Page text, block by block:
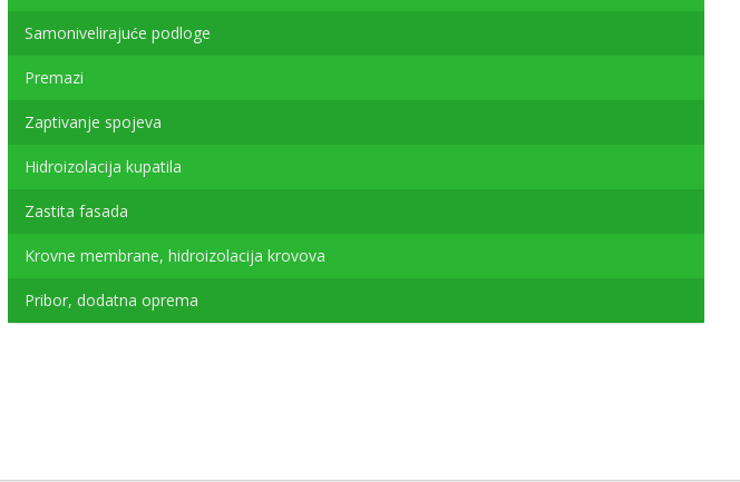
Samonivelirajuće podloge
Premazi
Zaptivanje spojeva
Hidroizolacija kupatila
Zastita fasada
Krovne membrane, hidroizolacija krovova
Pribor, dodatna oprema